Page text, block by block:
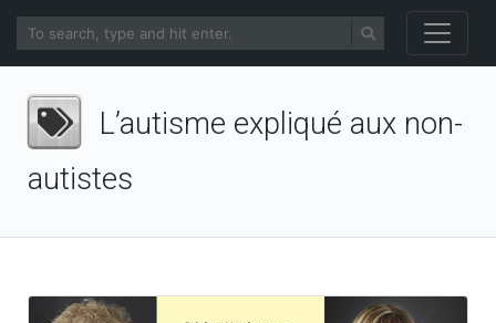
L’autisme expliqué aux non-
autistes